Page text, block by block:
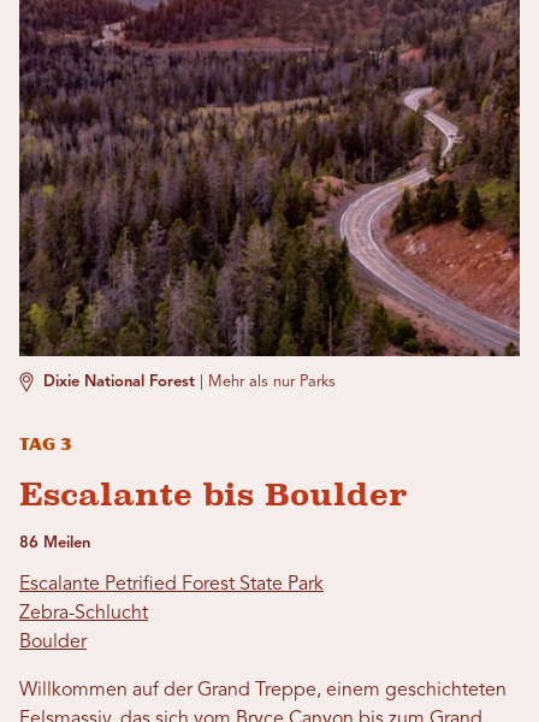
Dixie National Forest Mehr als nur Parks
Tag 3
Escalante bis Boulder
86 Meilen
Escalante Petrified Forest State Park
Zebra-Schlucht
Boulder
Willkommen auf der Grand Treppe, einem geschichteten